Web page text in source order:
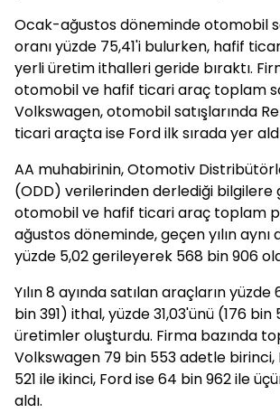
Ocak-ağustos döneminde otomobil
oranı yüzde 75,41'i bulurken, hafif
yerli üretim ithalleri geride bıraktı.
otomobil ve hafif ticari araç toplam
Volkswagen, otomobil satışlarında
ticari araçta ise Ford ilk sırada yer
AA muhabirinin, Otomotiv
(ODD) verilerinden derlediği bilgilere
otomobil ve hafif ticari araç toplam
ağustos döneminde, geçen yılın
yüzde 5,02 gerileyerek 568 bin 906
Yılın 8 ayında satılan araçların yüzde
bin 391) ithal, yüzde 31,03'ünü (176 bin
üretimler oluşturdu. Firma bazında
Volkswagen 79 bin 553 adetle birinci,
521 ile ikinci, Ford ise 64 bin 962 ile
aldı.